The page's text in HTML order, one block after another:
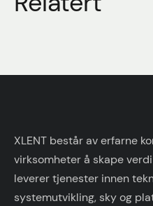
XLENT består av erfarne
virksomheter å skape
leverer tjenester innen
systemutvikling, sky og